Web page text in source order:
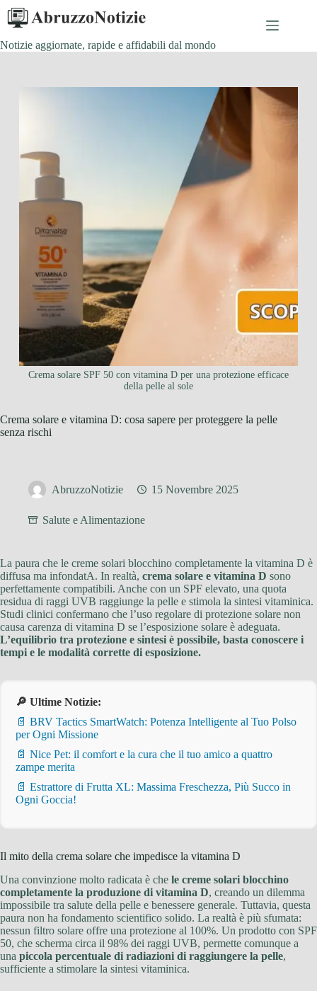
Salta
contenuto
Notizie aggiornate, rapide e affidabili dal mondo
Crema solare SPF 50 con vitamina D per una protezione efficace
della pelle al sole
Crema solare e vitamina D: cosa sapere per proteggere la pelle
senza rischi
AbruzzoNotizie 15 Novembre 2025
Salute e Alimentazione
La paura che le creme solari blocchino completamente la vitamina D è
diffusa ma infondatA. In realtà, crema solare e vitamina D sono
perfettamente compatibili. Anche con un SPF elevato, una quota
residua di raggi UVB raggiunge la pelle e stimola la sintesi vitaminica.
Studi clinici confermano che l’uso regolare di protezione solare non
causa carenza di vitamina D se l’esposizione solare è adeguata.
L’equilibrio tra protezione e sintesi è possibile, basta conoscere i
tempi e le modalità corrette di esposizione.
🔎 Ultime Notizie:
📄 BRV Tactics SmartWatch: Potenza Intelligente al Tuo Polso
per Ogni Missione
📄 Nice Pet: il comfort e la cura che il tuo amico a quattro
zampe merita
📄 Estrattore di Frutta XL: Massima Freschezza, Più Succo in
Ogni Goccia!
Il mito della crema solare che impedisce la vitamina D
Una convinzione molto radicata è che le creme solari blocchino
completamente la produzione di vitamina D, creando un dilemma
impossibile tra salute della pelle e benessere generale. Tuttavia, questa
paura non ha fondamento scientifico solido. La realtà è più sfumata:
nessun filtro solare offre una protezione al 100%. Un prodotto con SPF
50, che scherma circa il 98% dei raggi UVB, permette comunque a
una piccola percentuale di radiazioni di raggiungere la pelle,
sufficiente a stimolare la sintesi vitaminica.